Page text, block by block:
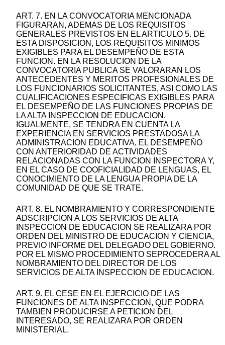
ART. 7. EN LA CONVOCATORIA MENCIONADA
FIGURARAN, ADEMAS DE LOS REQUISITOS
GENERALES PREVISTOS EN EL ARTICULO 5. DE
ESTA DISPOSICION, LOS REQUISITOS MINIMOS
EXIGIBLES PARA EL DESEMPEÑO DE ESTA
FUNCION. EN LA RESOLUCION DE LA
CONVOCATORIA PUBLICA SE VALORARAN LOS
ANTECEDENTES Y MERITOS PROFESIONALES DE
LOS FUNCIONARIOS SOLICITANTES, ASI COMO LAS
CUALIFICACIONES ESPECIFICAS EXIGIBLES PARA
EL DESEMPEÑO DE LAS FUNCIONES PROPIAS DE
LA ALTA INSPECCION DE EDUCACION.
IGUALMENTE, SE TENDRA EN CUENTA LA
EXPERIENCIA EN SERVICIOS PRESTADOSA LA
ADMINISTRACION EDUCATIVA, EL DESEMPEÑO
CON ANTERIORIDAD DE ACTIVIDADES
RELACIONADAS CON LA FUNCION INSPECTORA Y,
EN EL CASO DE COOFICIALIDAD DE LENGUAS, EL
CONOCIMIENTO DE LA LENGUA PROPIA DE LA
COMUNIDAD DE QUE SE TRATE.
ART. 8. EL NOMBRAMIENTO Y CORRESPONDIENTE
ADSCRIPCION A LOS SERVICIOS DE ALTA
INSPECCION DE EDUCACION SE REALIZARA POR
ORDEN DEL MINISTRO DE EDUCACION Y CIENCIA,
PREVIO INFORME DEL DELEGADO DEL GOBIERNO.
POR EL MISMO PROCEDIMIENTO SEPROCEDERA AL
NOMBRAMIENTO DEL DIRECTOR DE LOS
SERVICIOS DE ALTA INSPECCION DE EDUCACION.
ART. 9. EL CESE EN EL EJERCICIO DE LAS
FUNCIONES DE ALTA INSPECCION, QUE PODRA
TAMBIEN PRODUCIRSE A PETICION DEL
INTERESADO, SE REALIZARA POR ORDEN
MINISTERIAL.